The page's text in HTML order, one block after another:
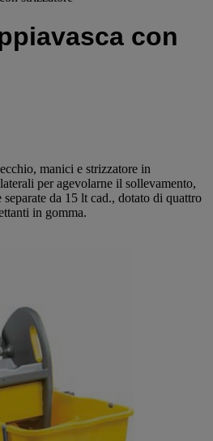
con
manici e strizzatore in
per agevolarne il sollevamento,
da 15 lt cad., dotato di quattro
in gomma.